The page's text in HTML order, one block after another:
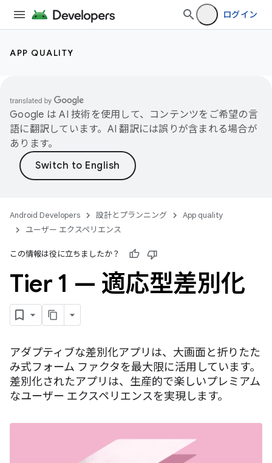
ログイン
APP QUALITY
Google は AI 技術を使用して、コンテンツをご希望の言
語に翻訳しています。AI 翻訳には誤りが含まれる場合が
あります。
Android Developers 設計とプランニング
App quality
ユーザー エクスペリエンス
この情報は役に立ちましたか？
Tier 1 — 適応型差別化
アダプティブな差別化アプリは、大画面と折りたた
み式フォーム ファクタを最大限に活用しています。
差別化されたアプリは、生産的で楽しいプレミアム
なユーザー エクスペリエンスを実現します。